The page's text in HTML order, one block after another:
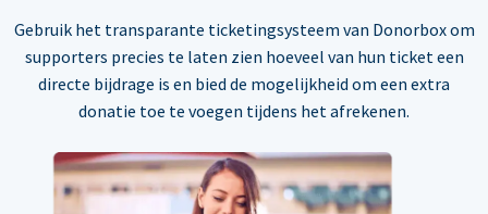
Gebruik het transparante ticketingsysteem van Donorbox om
supporters precies te laten zien hoeveel van hun ticket een
directe bijdrage is en bied de mogelijkheid om een extra
donatie toe te voegen tijdens het afrekenen.